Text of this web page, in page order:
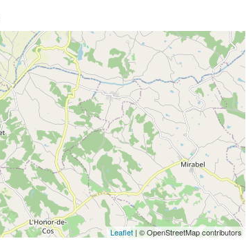
Leaflet | © OpenStreetMap contributors